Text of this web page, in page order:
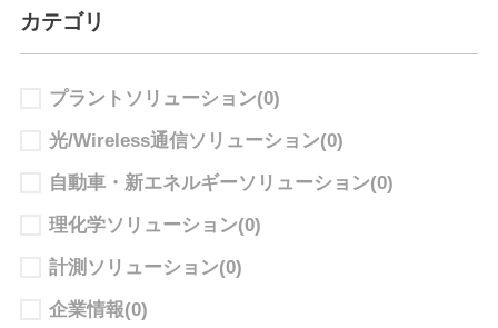
カテゴリ
プラントソリューション(0)
光/Wireless通信ソリューション(0)
自動車・新エネルギーソリューション(0)
理化学ソリューション(0)
計測ソリューション(0)
企業情報(0)